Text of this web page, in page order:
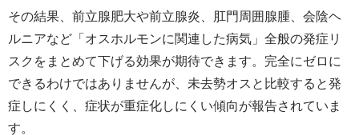
その結果、前立腺肥大や前立腺炎、肛門周囲腺腫、会陰ヘ
ルニアなど「オスホルモンに関連した病気」全般の発症リ
スクをまとめて下げる効果が期待できます。完全にゼロに
できるわけではありませんが、未去勢オスと比較すると発
症しにくく、症状が重症化しにくい傾向が報告されていま
す。